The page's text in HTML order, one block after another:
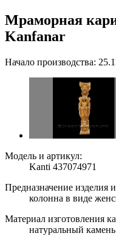
Мраморная
Kanfanar
Начало производства:
Модель и артикул:
Kanti 437074971
Предназначение изделия
колонна в виде
Материал изготовления
натуральный